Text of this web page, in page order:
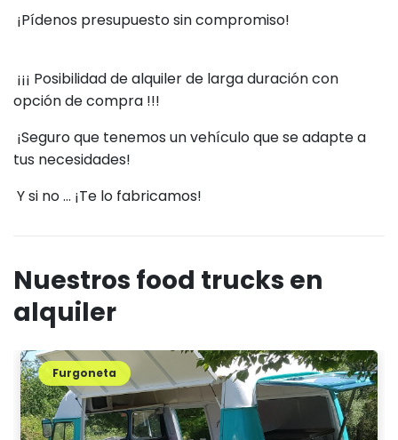
¡Pídenos presupuesto sin compromiso!
¡¡¡ Posibilidad de alquiler de larga duración con
opción de compra !!!
¡Seguro que tenemos un vehículo que se adapte a
tus necesidades!
Y si no ... ¡Te lo fabricamos!
Nuestros food trucks en
alquiler
Furgoneta